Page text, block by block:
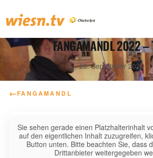
FANGAMANDL 2022
28. September 2022
←FANGAMANDL
Sie sehen gerade einen Platzhalterinhalt
auf den eigentlichen Inhalt zuzugreifen,
Button unten. Bitte beachten Sie, dass
Drittanbieter weitergegeben